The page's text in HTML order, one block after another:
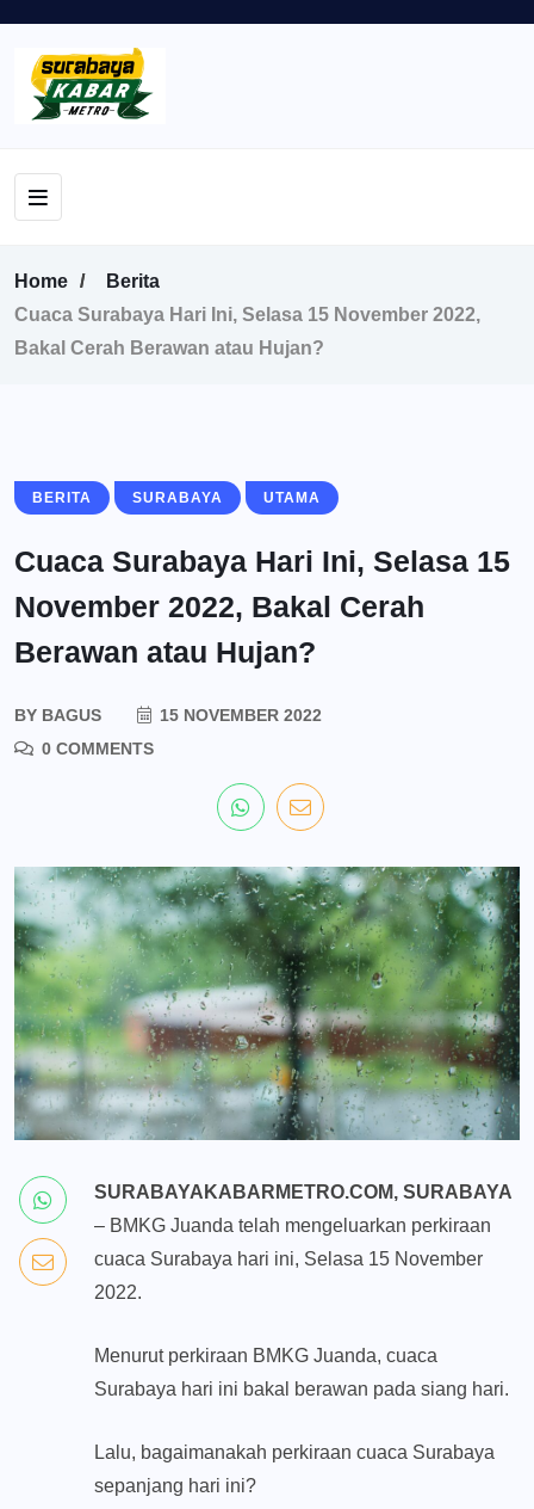
Home
Berita
Cuaca Surabaya Hari Ini, Selasa 15 November 2022,
Bakal Cerah Berawan atau Hujan?
BERITA SURABAYA UTAMA
Cuaca Surabaya Hari Ini, Selasa 15
November 2022, Bakal Cerah
Berawan atau Hujan?
BY BAGUS
15 NOVEMBER 2022
0 COMMENTS
SURABAYAKABARMETRO.COM, SURABAYA
– BMKG Juanda telah mengeluarkan perkiraan
cuaca Surabaya hari ini, Selasa 15 November
2022.
Menurut perkiraan BMKG Juanda, cuaca
Surabaya hari ini bakal berawan pada siang hari.
Lalu, bagaimanakah perkiraan cuaca Surabaya
sepanjang hari ini?